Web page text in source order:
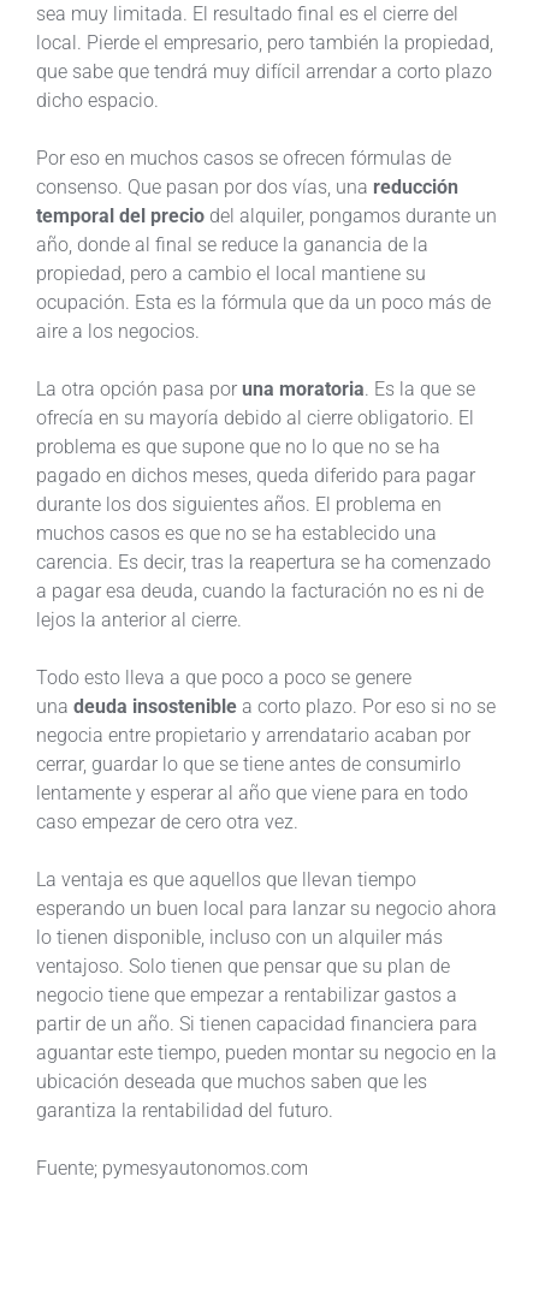
sea muy limitada. El resultado final es el cierre del
local. Pierde el empresario, pero también la propiedad,
que sabe que tendrá muy difícil arrendar a corto plazo
dicho espacio.
Por eso en muchos casos se ofrecen fórmulas de
consenso. Que pasan por dos vías, una reducción
temporal del precio del alquiler, pongamos durante un
año, donde al final se reduce la ganancia de la
propiedad, pero a cambio el local mantiene su
ocupación. Esta es la fórmula que da un poco más de
aire a los negocios.
La otra opción pasa por una moratoria. Es la que se
ofrecía en su mayoría debido al cierre obligatorio. El
problema es que supone que no lo que no se ha
pagado en dichos meses, queda diferido para pagar
durante los dos siguientes años. El problema en
muchos casos es que no se ha establecido una
carencia. Es decir, tras la reapertura se ha comenzado
a pagar esa deuda, cuando la facturación no es ni de
lejos la anterior al cierre.
Todo esto lleva a que poco a poco se genere
una deuda insostenible a corto plazo. Por eso si no se
negocia entre propietario y arrendatario acaban por
cerrar, guardar lo que se tiene antes de consumirlo
lentamente y esperar al año que viene para en todo
caso empezar de cero otra vez.
La ventaja es que aquellos que llevan tiempo
esperando un buen local para lanzar su negocio ahora
lo tienen disponible, incluso con un alquiler más
ventajoso. Solo tienen que pensar que su plan de
negocio tiene que empezar a rentabilizar gastos a
partir de un año. Si tienen capacidad financiera para
aguantar este tiempo, pueden montar su negocio en la
ubicación deseada que muchos saben que les
garantiza la rentabilidad del futuro.
Fuente; pymesyautonomos.com